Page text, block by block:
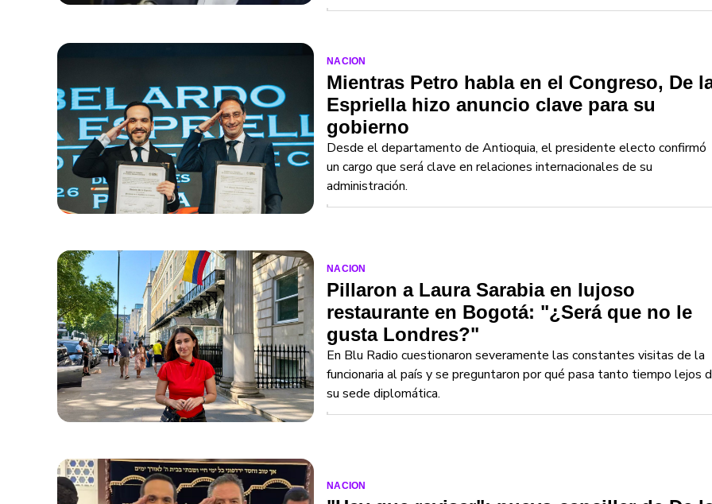
NACION
Mientras Petro habla en el Congreso, De
Espriella hizo anuncio clave para su
gobierno
Desde el departamento de Antioquia, el presidente electo confirmó
un cargo que será clave en relaciones internacionales de su
administración.
NACION
Pillaron a Laura Sarabia en lujoso
restaurante en Bogotá: "¿Será que no le
gusta Londres?"
En Blu Radio cuestionaron severamente las constantes visitas de la
funcionaria al país y se preguntaron por qué pasa tanto tiempo lejos
su sede diplomática.
NACION